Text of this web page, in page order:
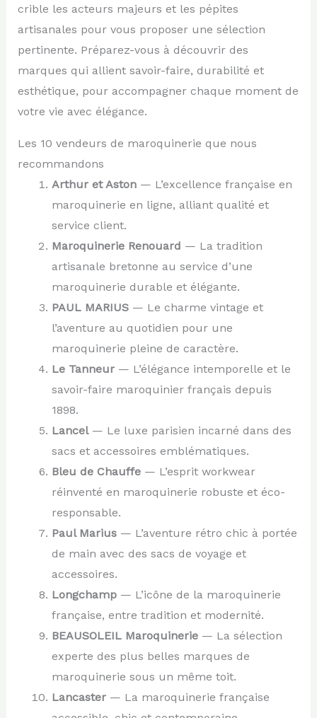
crible les acteurs majeurs et les pépites
artisanales pour vous proposer une sélection
pertinente. Préparez-vous à découvrir des
marques qui allient savoir-faire, durabilité et
esthétique, pour accompagner chaque moment de
votre vie avec élégance.
Les 10 vendeurs de maroquinerie que nous
recommandons
Arthur et Aston— L’excellence française en
maroquinerie en ligne, alliant qualité et
service client.
Maroquinerie Renouard — La tradition
artisanale bretonne au service d’une
maroquinerie durable et élégante.
PAUL MARIUS— Le charme vintage et
l’aventure au quotidien pour une
maroquinerie pleine de caractère.
Le Tanneur— L’élégance intemporelle et le
savoir-faire maroquinier français depuis
1898.
Lancel— Le luxe parisien incarné dans des
sacs et accessoires emblématiques.
Bleu de Chauffe— L’esprit workwear
réinventé en maroquinerie robuste et éco-
responsable.
Paul Marius— L’aventure rétro chic à portée
de main avec des sacs de voyage et
accessoires.
Longchamp— L’icône de la maroquinerie
française, entre tradition et modernité.
BEAUSOLEIL Maroquinerie— La sélection
experte des plus belles marques de
maroquinerie sous un même toit.
Lancaster— La maroquinerie française